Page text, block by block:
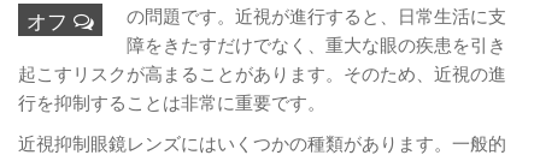
オフ
の問題です。近視が進行すると、日常生活に支
障をきたすだけでなく、重大な眼の疾患を引き
起こすリスクが高まることがあります。そのため、近視の進
行を抑制することは非常に重要です。
近視抑制眼鏡レンズにはいくつかの種類があります。一般的